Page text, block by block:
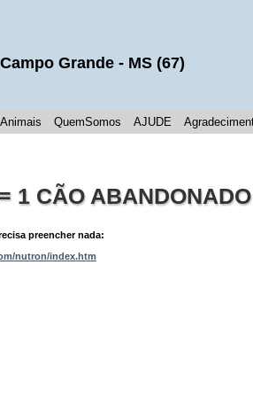
Campo Grande - MS (67)
Animais QuemSomos AJUDE
1 CÃO
preencher nada:
nutron/index.htm